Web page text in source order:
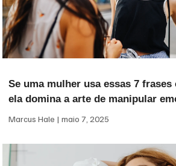
Se uma mulher usa essas 7
ela domina a arte de manipular
Marcus Hale maio 7, 2025